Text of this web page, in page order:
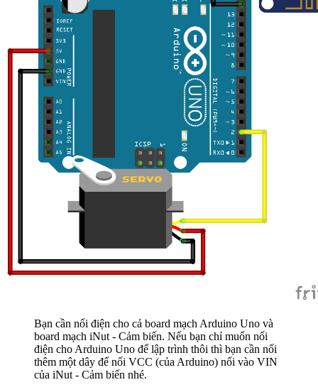
Bạn cần nối điện cho cả board mạch Arduino Uno và
board mạch iNut - Cảm biến. Nếu bạn chỉ muốn nối
điện cho Arduino Uno để lập trình thôi thì bạn cần nối
thêm một dây để nối VCC (của Arduino) nối vào VIN
của iNut - Cảm biến nhé.